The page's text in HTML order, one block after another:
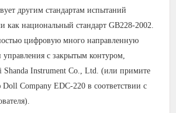
другим стандартам испытаний
как национальный стандарт GB228-2002.
цифровую много направленную
с закрытым контуром,
Shanda Instrument Co., Ltd. (или примите
Company EDC-220 в соответствии с